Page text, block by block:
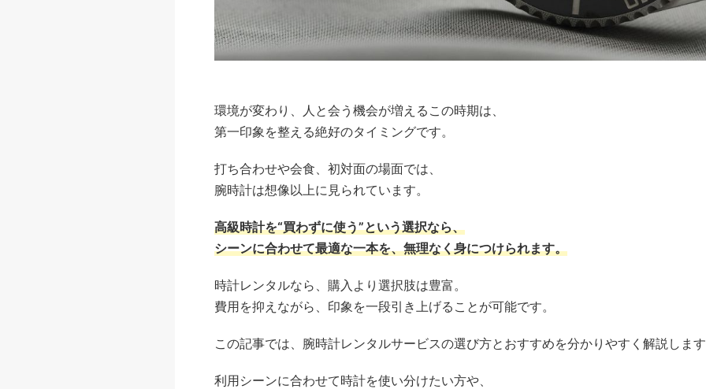
環境が変わり、人と会う機会が増えるこの時期は、
第一印象を整える絶好のタイミングです。
打ち合わせや会食、初対面の場面では、
腕時計は想像以上に見られています。
高級時計を“買わずに使う”という選択なら、
シーンに合わせて最適な一本を、無理なく身につけられます。
時計レンタルなら、購入より選択肢は豊富。
費用を抑えながら、印象を一段引き上げることが可能です。
この記事では、腕時計レンタルサービスの選び方とおすすめを分かりやすく解説しま
利用シーンに合わせて時計を使い分けたい方や、